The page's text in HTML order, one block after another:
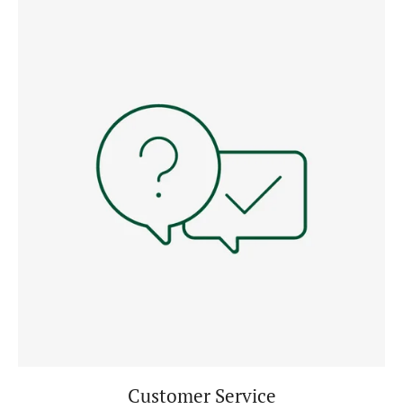
Customer Service